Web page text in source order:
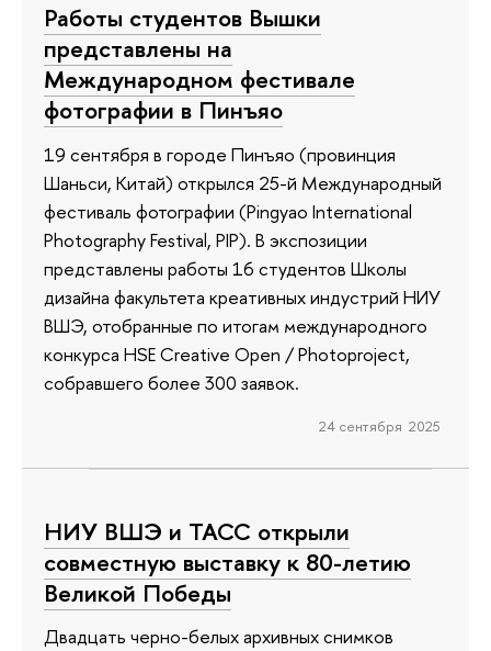
Работы студентов Вышки
представлены на
Международном фестивале
фотографии в Пинъяо
19 сентября в городе Пинъяо (провинция
Шаньси, Китай) открылся 25-й Международный
фестиваль фотографии (Pingyao International
Photography Festival, PIP). В экспозиции
представлены работы 16 студентов Школы
дизайна факультета креативных индустрий НИУ
ВШЭ, отобранные по итогам международного
конкурса HSE Creative Open / Photoproject,
собравшего более 300 заявок.
24 сентября 2025
НИУ ВШЭ и ТАСС открыли
совместную выставку к 80-летию
Великой Победы
Двадцать черно-белых архивных снимков